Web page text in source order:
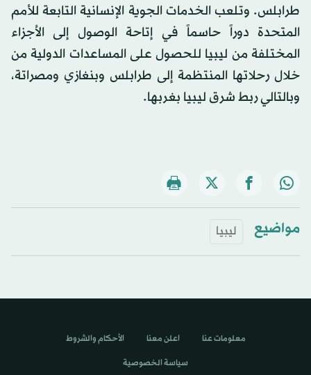
طرابلس. وتلعب الخدمات الجوية الإنسانية التابعة للأمم
المتحدة دوراً حاسماً في إتاحة الوصول إلى الأجزاء
المختلفة من ليبيا للحصول على المساعدات الدولية من
خلال رحلاتها المنتظمة إلى طرابلس وبنغازي ومصراتة،
وبالتالي ربط شرق ليبيا بغربها.
مواضيع ليبيا
معلومات عنا اعلن معنا الأحكام والشروط
سياسة الخصوصية